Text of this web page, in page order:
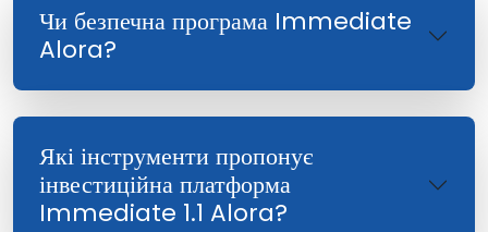
Чи безпечна програма Immediate
Alora?
Які інструменти пропонує
інвестиційна платформа
Immediate 1.1 Alora?